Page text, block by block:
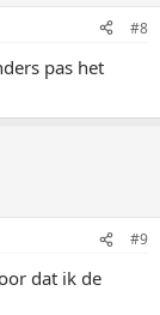
#8
pas het
#9
dat ik de